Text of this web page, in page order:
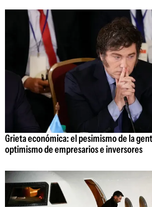
Grieta económica: el pesimismo de la
optimismo de empresarios e inversores